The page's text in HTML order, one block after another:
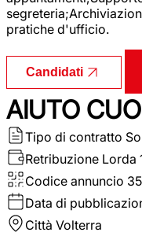
pratiche d'ufficio.
Candidati
AIUTO
Tipo di contratto
Retribuzione Lorda
Codice annuncio
Data di
Città Volterra